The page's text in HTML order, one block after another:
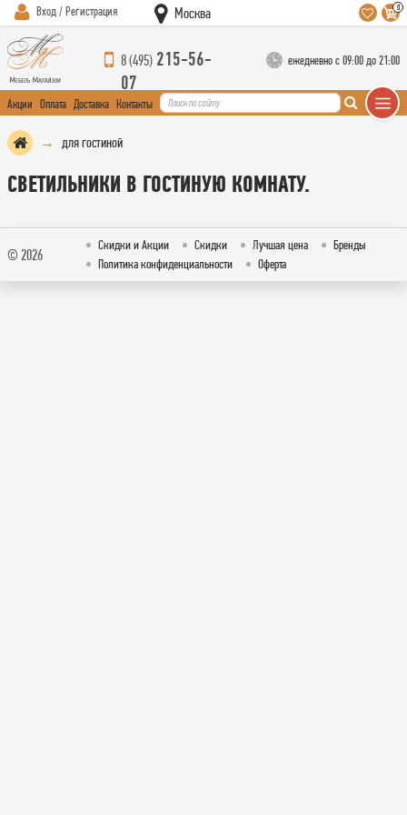
Вход / Регистрация Москва 0
8 (495) 215-56-
07
ежедневно с 09:00 до 21:00
Акции Оплата Доставка Контакты
для гостиной
СВЕТИЛЬНИКИ В ГОСТИНУЮ КОМНАТУ.
© 2026
Скидки и Акции Скидки Лучшая цена
Бренды
Политика конфиденциальности
Оферта